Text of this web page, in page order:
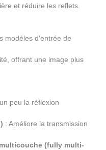
et réduire les reflets.
modèles d'entrée de
offrant une image plus
peu la réflexion
: Améliore la transmission
(fully multi-